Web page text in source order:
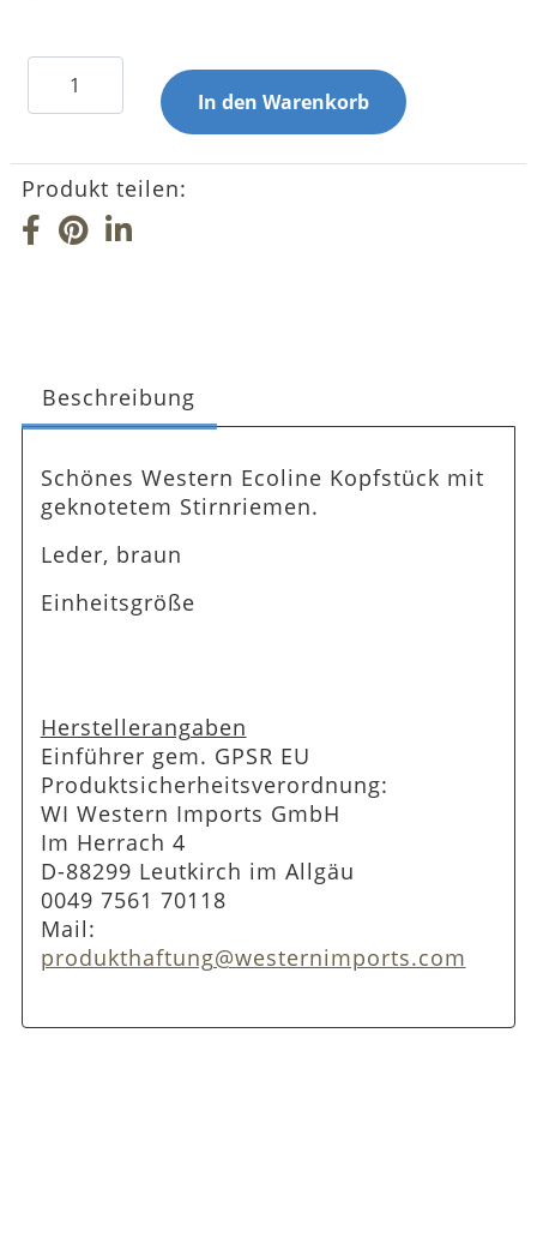
Produkt teilen:
Beschreibung
Schönes Western Ecoline Kopfstück mit
geknotetem Stirnriemen.
Leder, braun
Einheitsgröße
Herstellerangaben
Einführer gem. GPSR EU
Produktsicherheitsverordnung:
WI Western Imports GmbH
Im Herrach 4
D-88299 Leutkirch im Allgäu
0049 7561 70118
Mail:
produkthaftung@westernimports.com